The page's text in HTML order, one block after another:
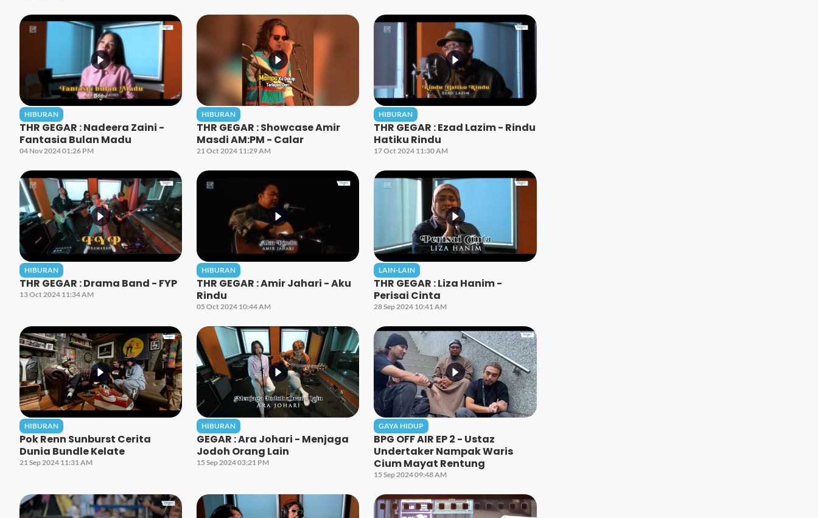
HIBURAN
THR GEGAR : Nadeera Zaini -
Fantasia Bulan Madu
04 Nov 2024 01:26 PM
HIBURAN
THR GEGAR : Showcase Amir
Masdi AM:PM - Calar
21 Oct 2024 11:29 AM
HIBURAN
THR GEGAR : Ezad Lazim - Rindu
Hatiku Rindu
17 Oct 2024 11:30 AM
HIBURAN
THR GEGAR : Drama Band - FYP
13 Oct 2024 11:34 AM
HIBURAN
THR GEGAR : Amir Jahari - Aku
Rindu
05 Oct 2024 10:44 AM
LAIN-LAIN
THR GEGAR : Liza Hanim -
Perisai Cinta
28 Sep 2024 10:41 AM
HIBURAN
Pok Renn Sunburst Cerita
Dunia Bundle Kelate
21 Sep 2024 11:31 AM
HIBURAN
GEGAR : Ara Johari - Menjaga
Jodoh Orang Lain
15 Sep 2024 03:21 PM
GAYA HIDUP
BPG OFF AIR EP 2 - Ustaz
Undertaker Nampak Waris
Cium Mayat Rentung
15 Sep 2024 09:48 AM